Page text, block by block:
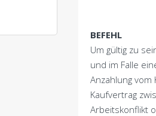
BEFEHL
Um gültig zu
und im Falle
Anzahlung
Kaufvertrag
Arbeitskonflikt